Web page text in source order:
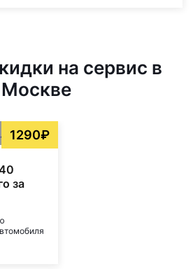
на сервис в
Москве
1290₽
за